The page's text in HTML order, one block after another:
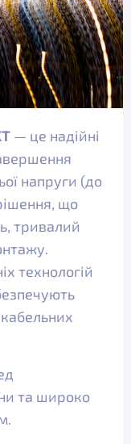
— це надійні
напруги (до
що
тривалий
технологій
та широко